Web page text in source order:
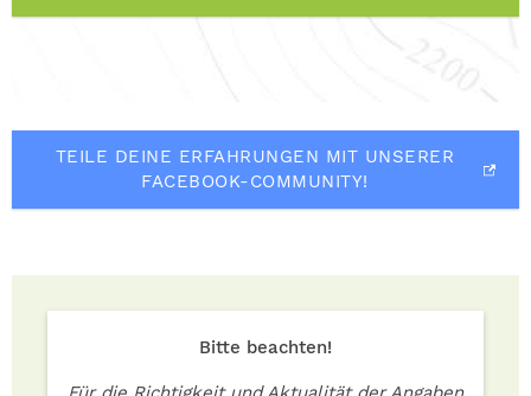
TEILE DEINE ERFAHRUNGEN MIT UNSERER
FACEBOOK-COMMUNITY!
Bitte beachten!